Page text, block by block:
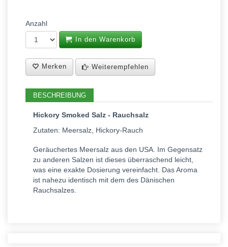
Anzahl
In den Warenkorb
Merken Weiterempfehlen
BESCHREIBUNG
Hickory Smoked Salz - Rauchsalz
Zutaten: Meersalz, Hickory-Rauch
Geräuchertes Meersalz aus den USA. Im Gegensatz
zu anderen Salzen ist dieses überraschend leicht,
was eine exakte Dosierung vereinfacht. Das Aroma
ist nahezu identisch mit dem des Dänischen
Rauchsalzes.